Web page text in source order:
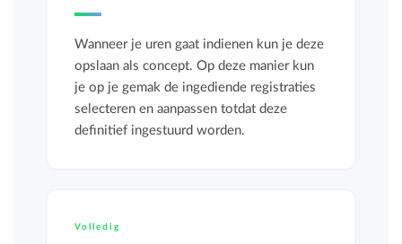
Wanneer je uren gaat indienen kun je deze
opslaan als concept. Op deze manier kun
je op je gemak de ingediende registraties
selecteren en aanpassen totdat deze
definitief ingestuurd worden.
Volledig